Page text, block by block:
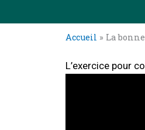
Accueil » La
L’exercice pour